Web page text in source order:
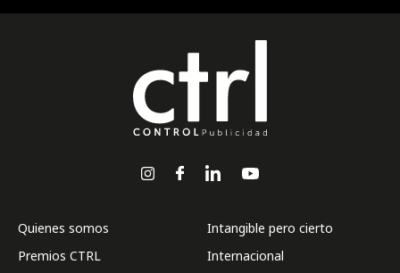
Quienes somos
Premios CTRL
Intangible pero cierto
Internacional